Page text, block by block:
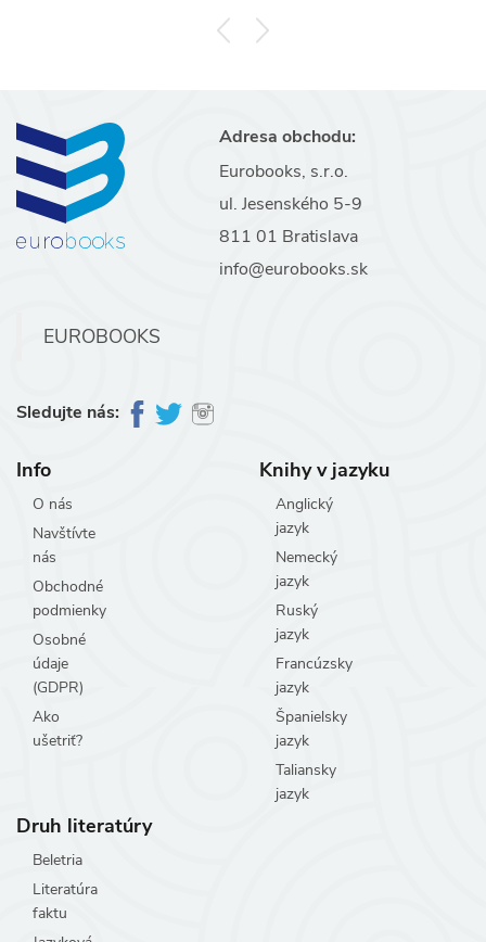
Adresa obchodu:
Eurobooks, s.r.o.
ul. Jesenského 5-9
811 01 Bratislava
info@eurobooks.sk
EUROBOOKS
Sledujte nás:
Info
O nás
Navštívte
nás
Obchodné
podmienky
Osobné
údaje
(GDPR)
Ako
ušetriť?
Knihy v jazyku
Anglický
jazyk
Nemecký
jazyk
Ruský
jazyk
Francúzsky
jazyk
Španielsky
jazyk
Taliansky
jazyk
Druh literatúry
Beletria
Literatúra
faktu